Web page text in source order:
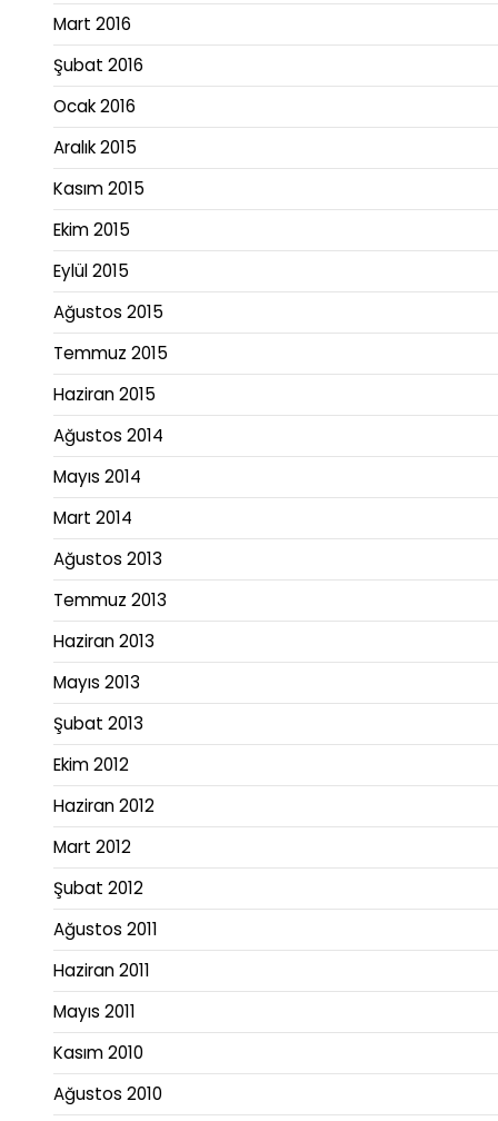
Mart 2016
Şubat 2016
Ocak 2016
Aralık 2015
Kasım 2015
Ekim 2015
Eylül 2015
Ağustos 2015
Temmuz 2015
Haziran 2015
Ağustos 2014
Mayıs 2014
Mart 2014
Ağustos 2013
Temmuz 2013
Haziran 2013
Mayıs 2013
Şubat 2013
Ekim 2012
Haziran 2012
Mart 2012
Şubat 2012
Ağustos 2011
Haziran 2011
Mayıs 2011
Kasım 2010
Ağustos 2010